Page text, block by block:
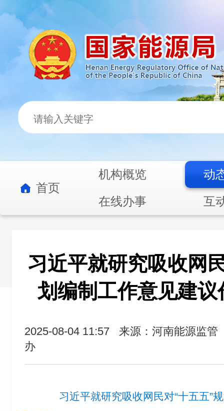
首页
机构概览
动
在线办事
互
习近平就研究吸收网
划编制工作意见建
2025-08-04 11:57
来源：河南能源监管
办
习近平就研究吸收网民对“十五五”